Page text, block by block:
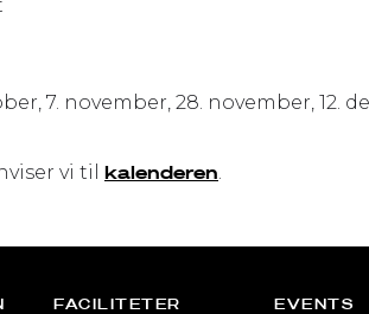
7. november, 28. november, 12.
vi til kalenderen
FACILITETER EVENTS